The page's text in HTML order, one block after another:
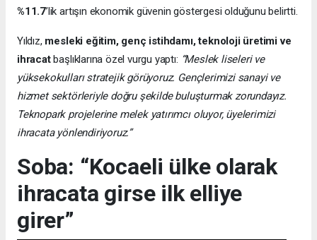
%11.7’lik artışın ekonomik güvenin göstergesi olduğunu belirtti.
Yıldız, mesleki eğitim, genç istihdamı, teknoloji üretimi ve
ihracatbaşlıklarına özel vurgu yaptı: “Meslek liseleri ve
yüksekokulları stratejik görüyoruz. Gençlerimizi sanayi ve
hizmet sektörleriyle doğru şekilde buluşturmak zorundayız.
Teknopark projelerine melek yatırımcı oluyor, üyelerimizi
ihracata yönlendiriyoruz.”
Soba: “Kocaeli ülke olarak
ihracata girse ilk elliye
girer”